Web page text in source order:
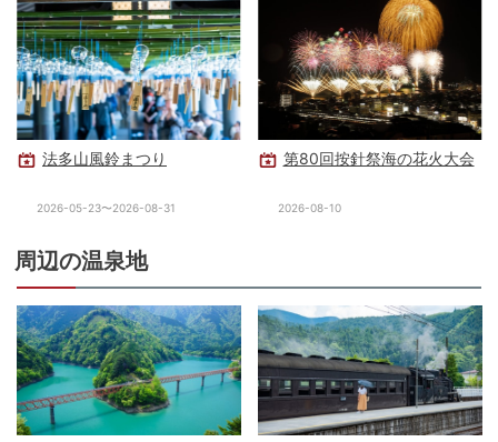
法多山風鈴まつり
2026-05-23〜2026-08-31
第80回按針祭海の花火大会
2026-08-10
周辺の温泉地